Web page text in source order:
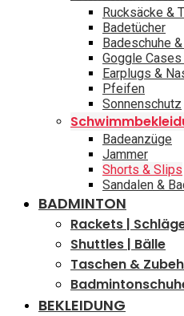
Rucksäcke &
Badetücher
Badeschuhe
Goggle
Earplugs &
Pfeifen
Sonnenschutz
Badeanzüge
Jammer
Shorts & Slips
Sandalen &
BADMINTON
Rackets |
Shuttles | Bälle
Taschen &
BEKLEIDUNG